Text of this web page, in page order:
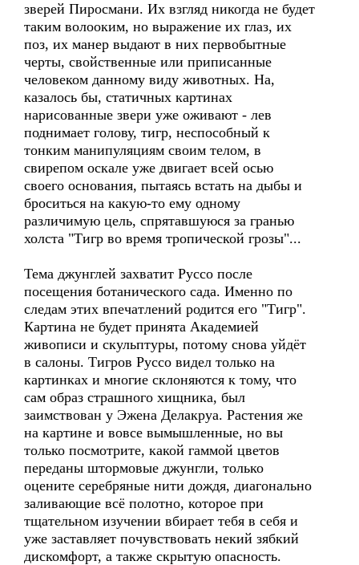
зверей Пиросмани. Их взгляд никогда не будет
таким волооким, но выражение их глаз, их
поз, их манер выдают в них первобытные
черты, свойственные или приписанные
человеком данному виду животных. На,
казалось бы, статичных картинах
нарисованные звери уже оживают - лев
поднимает голову, тигр, неспособный к
тонким манипуляциям своим телом, в
свирепом оскале уже двигает всей осью
своего основания, пытаясь встать на дыбы и
броситься на какую-то ему одному
различимую цель, спрятавшуюся за гранью
холста "Тигр во время тропической грозы"...
Тема джунглей захватит Руссо после
посещения ботанического сада. Именно по
следам этих впечатлений родится его "Тигр".
Картина не будет принята Академией
живописи и скульптуры, потому снова уйдёт
в салоны. Тигров Руссо видел только на
картинках и многие склоняются к тому, что
сам образ страшного хищника, был
заимствован у Эжена Делакруа. Растения же
на картине и вовсе вымышленные, но вы
только посмотрите, какой гаммой цветов
переданы штормовые джунгли, только
оцените серебряные нити дождя, диагонально
заливающие всё полотно, которое при
тщательном изучении вбирает тебя в себя и
уже заставляет почувствовать некий зябкий
дискомфорт, а также скрытую опасность.